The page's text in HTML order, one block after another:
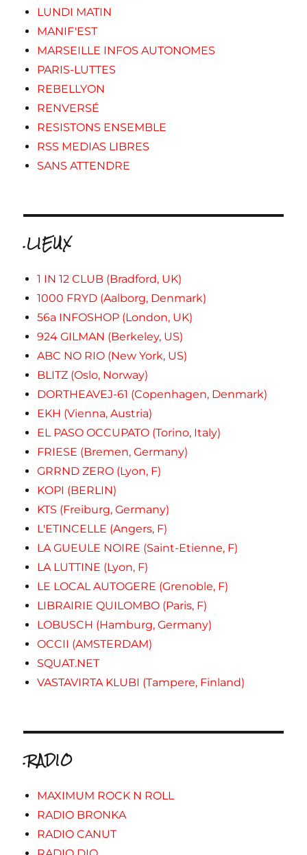
LUNDI MATIN
MANIF'EST
MARSEILLE INFOS AUTONOMES
PARIS-LUTTES
REBELLYON
RENVERSÉ
RESISTONS ENSEMBLE
RSS MEDIAS LIBRES
SANS ATTENDRE
.LIEUX
1 IN 12 CLUB (Bradford, UK)
1000 FRYD (Aalborg, Denmark)
56a INFOSHOP (London, UK)
924 GILMAN (Berkeley, US)
ABC NO RIO (New York, US)
BLITZ (Oslo, Norway)
DORTHEAVEJ-61 (Copenhagen, Denmark)
EKH (Vienna, Austria)
EL PASO OCCUPATO (Torino, Italy)
FRIESE (Bremen, Germany)
GRRND ZERO (Lyon, F)
KOPI (BERLIN)
KTS (Freiburg, Germany)
L'ETINCELLE (Angers, F)
LA GUEULE NOIRE (Saint-Etienne, F)
LA LUTTINE (Lyon, F)
LE LOCAL AUTOGERE (Grenoble, F)
LIBRAIRIE QUILOMBO (Paris, F)
LOBUSCH (Hamburg, Germany)
OCCII (AMSTERDAM)
SQUAT.NET
VASTAVIRTA KLUBI (Tampere, Finland)
.RADIO
MAXIMUM ROCK N ROLL
RADIO BRONKA
RADIO CANUT